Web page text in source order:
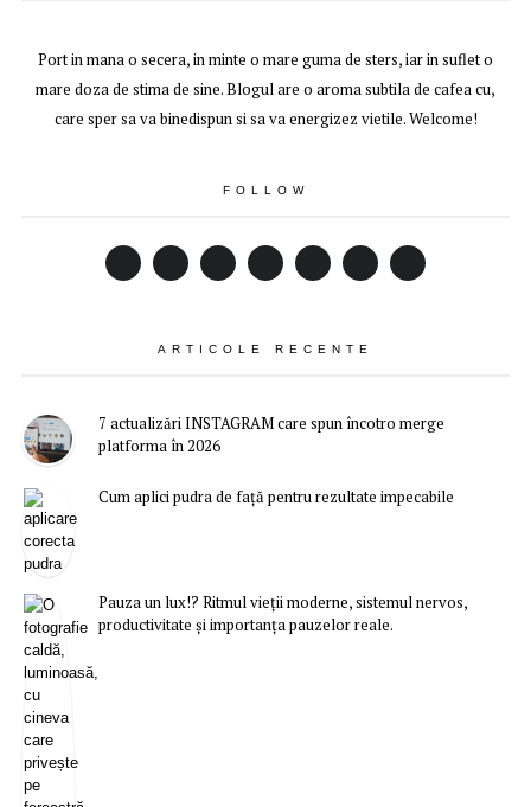
Port in mana o secera, in minte o mare guma de sters, iar in suflet o
mare doza de stima de sine. Blogul are o aroma subtila de cafea cu,
care sper sa va binedispun si sa va energizez vietile. Welcome!
FOLLOW
ARTICOLE RECENTE
7 actualizări INSTAGRAM care spun încotro merge
platforma în 2026
Cum aplici pudra de față pentru rezultate impecabile
Pauza un lux!? Ritmul vieții moderne, sistemul nervos,
productivitate și importanța pauzelor reale.